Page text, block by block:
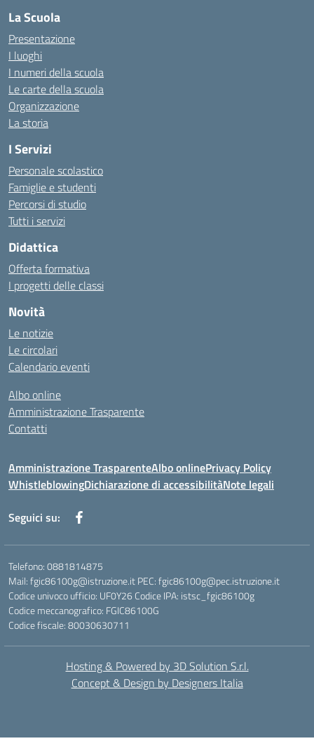
La Scuola
Presentazione
I luoghi
I numeri della scuola
Le carte della scuola
Organizzazione
La storia
I Servizi
Personale scolastico
Famiglie e studenti
Percorsi di studio
Tutti i servizi
Didattica
Offerta formativa
I progetti delle classi
Novità
Le notizie
Le circolari
Calendario eventi
Albo online
Amministrazione Trasparente
Contatti
Amministrazione TrasparenteAlbo onlinePrivacy Policy
WhistleblowingDichiarazione di accessibilitàNote legali
Seguici su:
Telefono: 0881814875
Mail: fgic86100g@istruzione.it PEC: fgic86100g@pec.istruzione.it
Codice univoco ufficio: UF0Y26 Codice IPA: istsc_fgic86100g
Codice meccanografico: FGIC86100G
Codice fiscale: 80030630711
Hosting & Powered by 3D Solution S.r.l.
Concept & Design by Designers Italia